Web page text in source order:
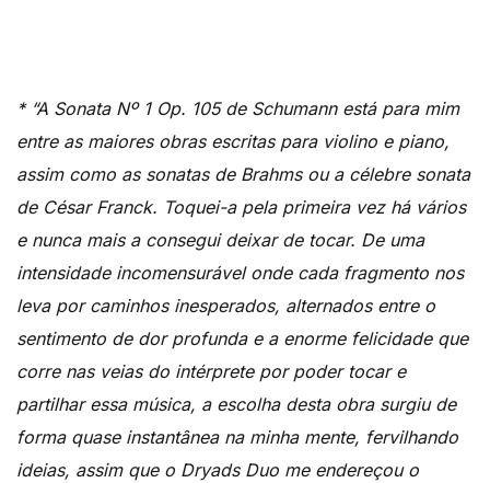
* “A Sonata Nº 1 Op. 105 de Schumann está para mim
entre as maiores obras escritas para violino e piano,
assim como as sonatas de Brahms ou a célebre sonata
de César Franck. Toquei-a pela primeira vez há vários
e nunca mais a consegui deixar de tocar. De uma
intensidade incomensurável onde cada fragmento nos
leva por caminhos inesperados, alternados entre o
sentimento de dor profunda e a enorme felicidade que
corre nas veias do intérprete por poder tocar e
partilhar essa música, a escolha desta obra surgiu de
forma quase instantânea na minha mente, fervilhando
ideias, assim que o Dryads Duo me endereçou o